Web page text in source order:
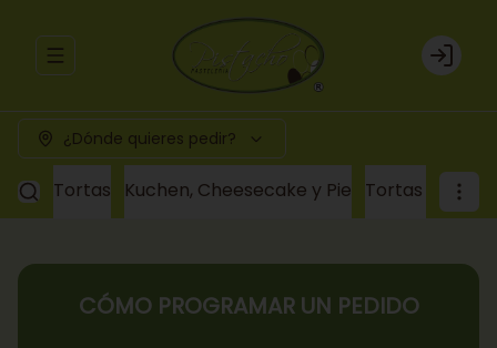
Abrir menu de navegación Login
¿Dónde quieres pedir?
Tortas Kuchen, Cheesecake y Pie Tortas a
CÓMO PROGRAMAR UN PEDIDO